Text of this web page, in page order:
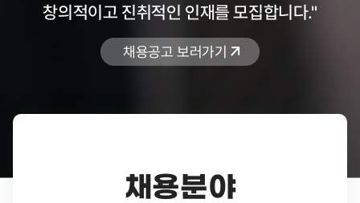
창의적이고 진취적인 인재를 모집합니다."
채용공고 보러가기
채용분야